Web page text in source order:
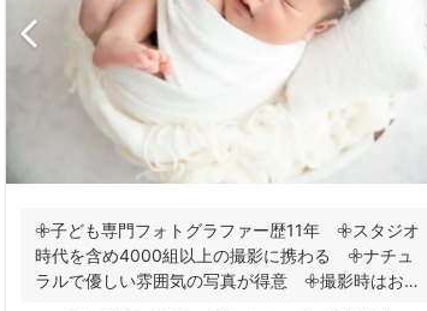
𖧷子ども専門フォトグラファー歴11年 𖧷スタジオ
時代を含め4000組以上の撮影に携わる 𖧷ナチュ
ラルで優しい雰囲気の写真が得意 𖧷撮影時はお手